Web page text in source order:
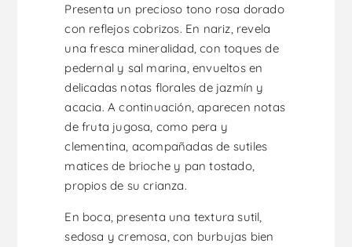
Presenta un precioso tono rosa dorado
con reflejos cobrizos. En nariz, revela
una fresca mineralidad, con toques de
pedernal y sal marina, envueltos en
delicadas notas florales de jazmín y
acacia. A continuación, aparecen notas
de fruta jugosa, como pera y
clementina, acompañadas de sutiles
matices de brioche y pan tostado,
propios de su crianza.
En boca, presenta una textura sutil,
sedosa y cremosa, con burbujas bien